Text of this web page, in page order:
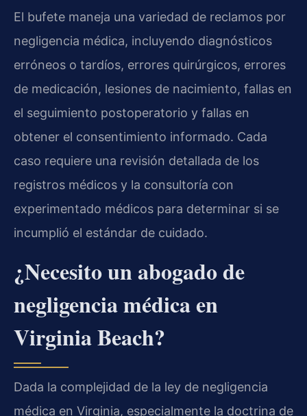
El bufete maneja una variedad de reclamos por
negligencia médica, incluyendo diagnósticos
erróneos o tardíos, errores quirúrgicos, errores
de medicación, lesiones de nacimiento, fallas en
el seguimiento postoperatorio y fallas en
obtener el consentimiento informado. Cada
caso requiere una revisión detallada de los
registros médicos y la consultoría con
experimentado médicos para determinar si se
incumplió el estándar de cuidado.
¿Necesito un abogado de
negligencia médica en
Virginia Beach?
Dada la complejidad de la ley de negligencia
médica en Virginia, especialmente la doctrina de